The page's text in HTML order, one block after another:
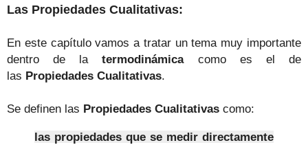
Las Propiedades Cualitativas:
En este capítulo vamos a tratar un tema muy importante
dentro de latermodinámica como es el de
las Propiedades Cualitativas.
Se definen las Propiedades Cualitativas como:
las propiedades que se medir directamente